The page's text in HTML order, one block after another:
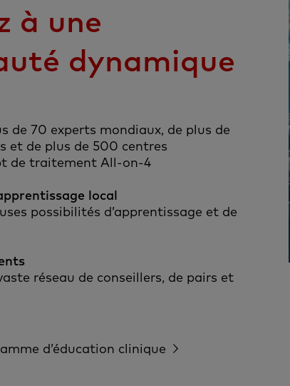
à une
dynamique
de 70 experts mondiaux, de plus de
et de plus de 500 centres
de traitement All-on-4
local
possibilités d’apprentissage et de
réseau de conseillers, de pairs et
d’éducation clinique